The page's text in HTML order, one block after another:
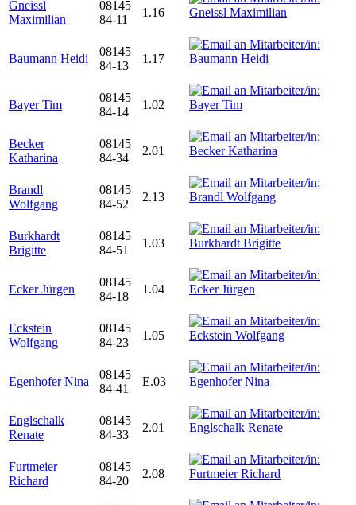
Gneissl
Maximilian
08145
84-11
1.16
Baumann Heidi
08145
84-13
1.17
Bayer Tim
08145
84-14
1.02
Becker
Katharina
08145
84-34
2.01
Brandl
Wolfgang
08145
84-52
2.13
Burkhardt
Brigitte
08145
84-51
1.03
Ecker Jürgen
08145
84-18
1.04
Eckstein
Wolfgang
08145
84-23
1.05
Egenhofer Nina
08145
84-41
E.03
Englschalk
Renate
08145
84-33
2.01
Furtmeier
Richard
08145
84-20
2.08